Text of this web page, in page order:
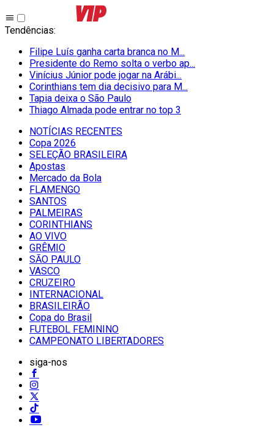
Tendências:
Filipe Luís ganha carta branca no M...
Presidente do Remo solta o verbo ap...
Vinícius Júnior pode jogar na Arábi...
Corinthians tem dia decisivo para M...
Tapia deixa o São Paulo
Thiago Almada pode entrar no top 3
NOTÍCIAS RECENTES
Copa 2026
SELEÇÃO BRASILEIRA
Apostas
Mercado da Bola
FLAMENGO
SANTOS
PALMEIRAS
CORINTHIANS
AO VIVO
GRÊMIO
SĀO PAULO
VASCO
CRUZEIRO
INTERNACIONAL
BRASILEIRÃO
Copa do Brasil
FUTEBOL FEMININO
CAMPEONATO LIBERTADORES
siga-nos